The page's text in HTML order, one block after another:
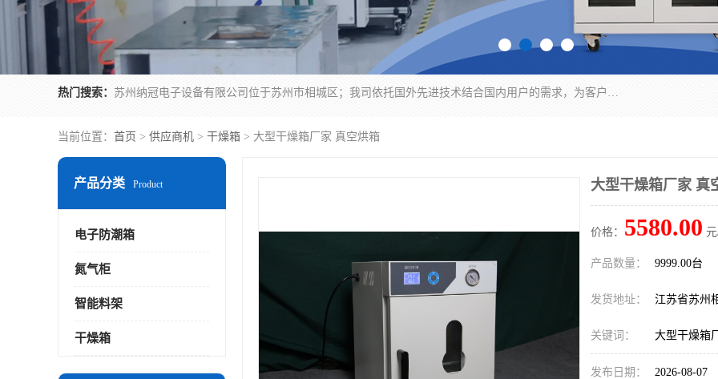
热门搜索： 苏州纳冠电子设备有限公司位于苏州市相城区；我司依托国外先进技术结合国内用户的需求，为客户提供具有WMS功能的超低湿快速除湿电子防潮，压缩空气连续干燥柜、智能物料管理氮气储物柜、自制氮氮气柜、防潮氮气组合柜、不锈钢洁净氮气柜、洁净储物柜、石墨舟柜、亮灯导引丝网板存储柜、PCB柔性板气密干燥柜等
当前位置： 首页 > 供应商机 > 干燥箱 > 大型干燥箱厂家 真空烘箱
产品分类 Product
电子防潮箱
氮气柜
智能料架
干燥箱
大型干燥箱厂家 真
价格： 5580.00
产品数量： 9999.00台
发货地址： 江苏省苏州
关键词： 大型干燥箱
发布日期： 2026-08-07